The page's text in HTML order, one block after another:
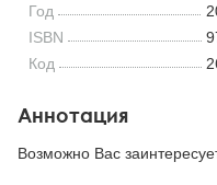
Год
ISBN
Код
Аннотация
Возможно Вас